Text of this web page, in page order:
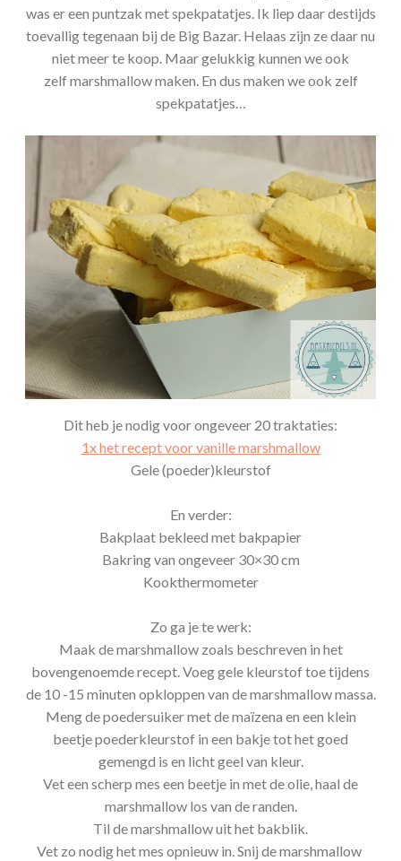
was er een puntzak met spekpatatjes. Ik liep daar destijds
toevallig tegenaan bij de Big Bazar. Helaas zijn ze daar nu
niet meer te koop. Maar gelukkig kunnen we ook
zelf marshmallow maken. En dus maken we ook zelf
spekpatatjes…
Dit heb je nodig voor ongeveer 20 traktaties:
1x het recept voor vanille marshmallow
Gele (poeder)kleurstof
En verder:
Bakplaat bekleed met bakpapier
Bakring van ongeveer 30×30 cm
Kookthermometer
Zo ga je te werk:
Maak de marshmallow zoals beschreven in het
bovengenoemde recept. Voeg gele kleurstof toe tijdens
de 10 -15 minuten opkloppen van de marshmallow massa.
Meng de poedersuiker met de maïzena en een klein
beetje poederkleurstof in een bakje tot het goed
gemengd is en licht geel van kleur.
Vet een scherp mes een beetje in met de olie, haal de
marshmallow los van de randen.
Til de marshmallow uit het bakblik.
Vet zo nodig het mes opnieuw in. Snij de marshmallow